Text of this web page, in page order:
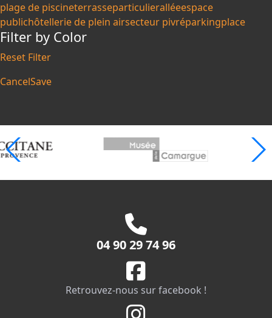
plage de piscineterrasseparticulieralléeespace
publichôtellerie de plein airsecteur pivréparkingplace
Filter by Color
Reset Filter
CancelSave
04 90 29 74 96
Retrouvez-nous sur facebook !